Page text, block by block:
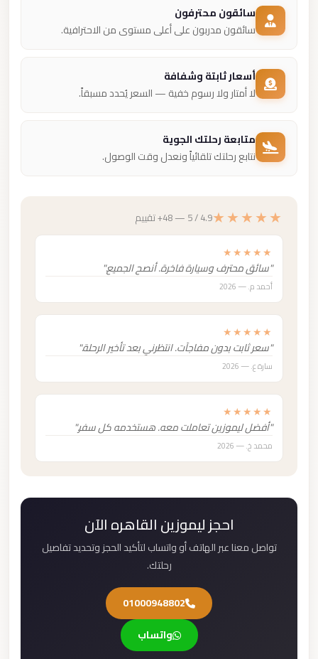
سائقون محترفون
سائقون مدربون على أعلى مستوى من الاحترافية.
أسعار ثابتة وشفافة
لا أمتار ولا رسوم خفية — السعر يُحدد مسبقاً.
متابعة رحلتك الجوية
نتابع رحلتك تلقائياً ونعدل وقت الوصول.
★★★★★4.9 / 5 — 48+ تقييم
★★★★★
"سائق محترف وسيارة فاخرة. أنصح الجميع."
أحمد م. — 2026
★★★★★
"سعر ثابت بدون مفاجآت. انتظرني بعد تأخير الرحلة."
سارة ع. — 2026
★★★★★
"أفضل ليموزين تعاملت معه. هستخدمه كل سفر."
محمد خ. — 2026
احجز ليموزين القاهره الآن
تواصل معنا عبر الهاتف أو واتساب لتأكيد الحجز وتحديد تفاصيل
رحلتك.
01000948802
واتساب